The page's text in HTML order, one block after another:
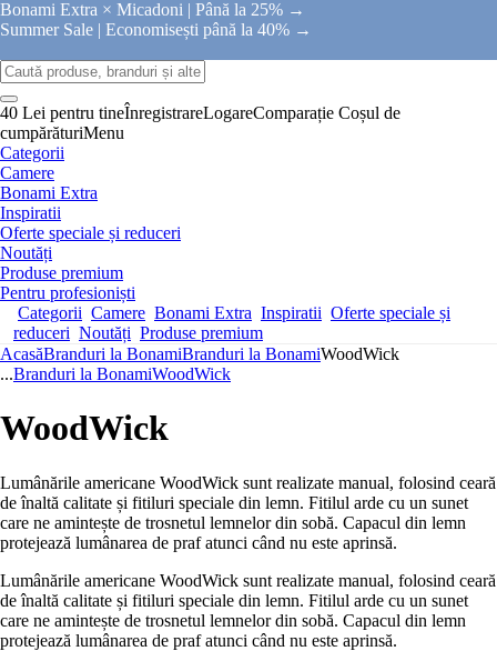
Bonami Extra × Micadoni | Până la 25% →
Summer Sale | Economisești până la 40% →
40 Lei pentru tineÎnregistrareLogareComparație Coșul de
cumpărăturiMenu
Categorii
Camere
Bonami Extra
Inspiratii
Oferte speciale și reduceri
Noutăți
Produse premium
Pentru profesioniști
Categorii Camere Bonami Extra Inspiratii Oferte speciale și
reduceri Noutăți Produse premium
AcasăBranduri la BonamiBranduri la BonamiWoodWick
...Branduri la BonamiWoodWick
WoodWick
Lumânările americane WoodWick sunt realizate manual, folosind ceară
de înaltă calitate și fitiluri speciale din lemn. Fitilul arde cu un sunet
care ne amintește de trosnetul lemnelor din sobă. Capacul din lemn
protejează lumânarea de praf atunci când nu este aprinsă.
Lumânările americane WoodWick sunt realizate manual, folosind ceară
de înaltă calitate și fitiluri speciale din lemn. Fitilul arde cu un sunet
care ne amintește de trosnetul lemnelor din sobă. Capacul din lemn
protejează lumânarea de praf atunci când nu este aprinsă.